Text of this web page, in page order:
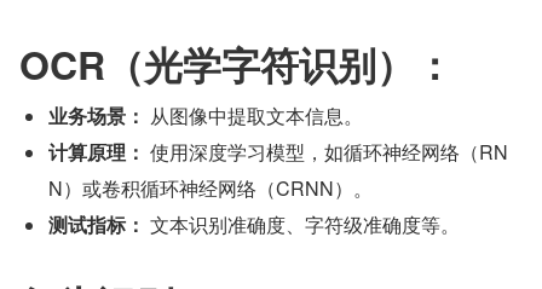
OCR（光学字符识别）：
业务场景： 从图像中提取文本信息。
计算原理： 使用深度学习模型，如循环神经网络（RN
N）或卷积循环神经网络（CRNN）。
测试指标： 文本识别准确度、字符级准确度等。